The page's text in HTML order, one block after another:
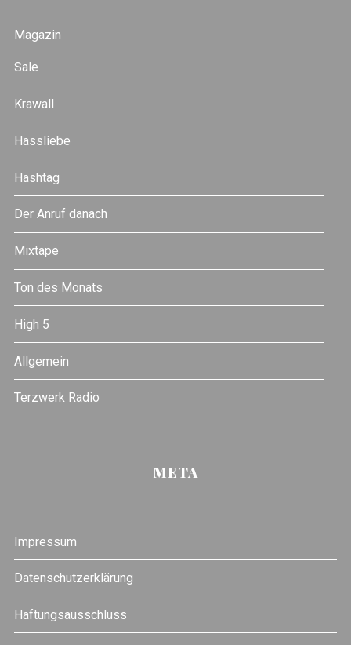
Magazin
Sale
Krawall
Hassliebe
Hashtag
Der Anruf danach
Mixtape
Ton des Monats
High 5
Allgemein
Terzwerk Radio
META
Impressum
Datenschutzerklärung
Haftungsausschluss